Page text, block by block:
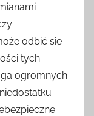
odbić się
tych
ogromnych